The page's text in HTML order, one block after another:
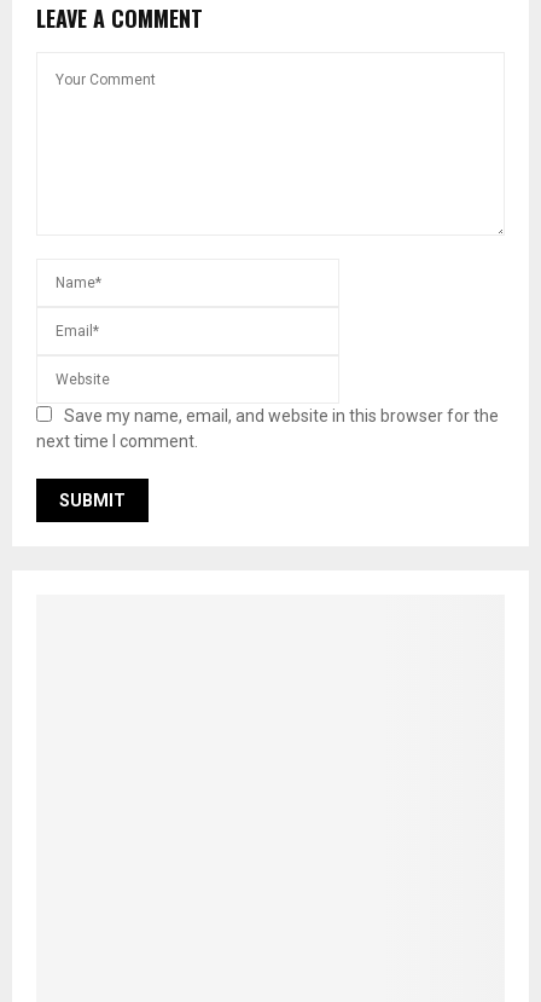
LEAVE A COMMENT
Save my name, email, and website in this browser for the
next time I comment.